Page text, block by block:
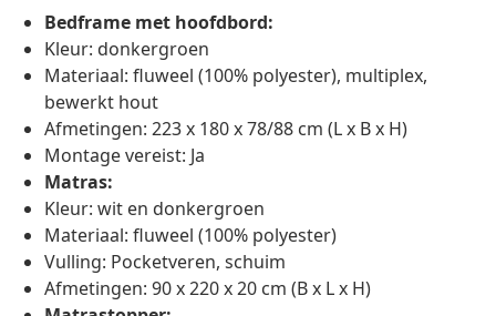
Bedframe met hoofdbord:
Kleur: donkergroen
Materiaal: fluweel (100% polyester), multiplex,
bewerkt hout
Afmetingen: 223 x 180 x 78/88 cm (L x B x H)
Montage vereist: Ja
Matras:
Kleur: wit en donkergroen
Materiaal: fluweel (100% polyester)
Vulling: Pocketveren, schuim
Afmetingen: 90 x 220 x 20 cm (B x L x H)